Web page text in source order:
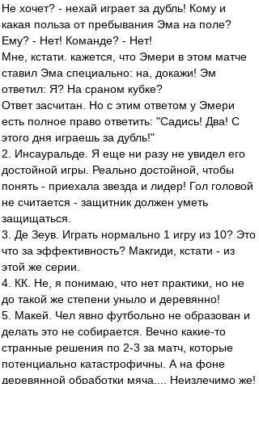
Не хочет? - нехай играет за дубль! Кому и
какая польза от пребывания Эма на поле?
Ему? - Нет! Команде? - Нет!
Мне, кстати. кажется, что Эмери в этом матче
ставил Эма специально: на, докажи! Эм
ответил: Я? На сраном кубке?
Ответ засчитан. Но с этим ответом у Эмери
есть полное право ответить: "Садись! Два! С
этого дня играешь за дубль!"
2. Инсауральде. Я еще ни разу не увидел его
достойной игры. Реально достойной, чтобы
понять - приехала звезда и лидер! Гол головой
не считается - защитник должен уметь
защищаться.
3. Де Зеув. Играть нормально 1 игру из 10? Это
что за эффективность? Макгиди, кстати - из
этой же серии.
4. КК. Не, я понимаю, что нет практики, но не
до такой же степени уныло и деревянно!
5. Макей. Чел явно футбольно не образован и
делать это не собирается. Вечно какие-то
странные решения по 2-3 за матч, которые
потенциально катастрофичны. А на фоне
деревянной обработки мяча.... Неизлечимо же!